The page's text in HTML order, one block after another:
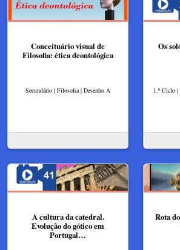
Conceituário visual de
Filosofia: ética deontológica
Secundário | Filosofia | Desenho A
Os
1.º Ciclo
A cultura da catedral.
Evolução do gótico em
Portugal…
Rota